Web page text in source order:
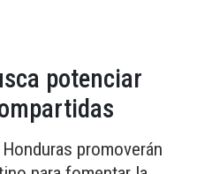
potenciar
promoverán